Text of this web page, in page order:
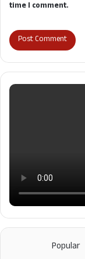
time I comment.
Popular